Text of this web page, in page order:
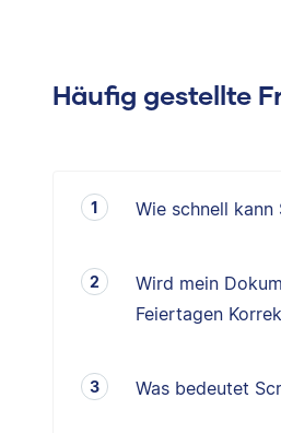
Häufig gestellte
Wie schnell
Wird mein
Feiertagen
Was bedeutet